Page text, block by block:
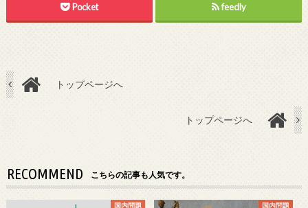
Pocket feedly
トップページへ
トップページへ
RECOMMEND こちらの記事も人気です。
国内問題 国内問題